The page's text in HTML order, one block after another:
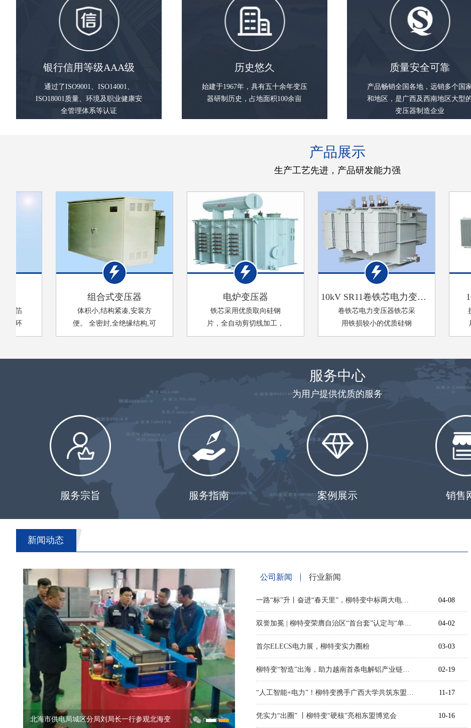
银行信用等级AAA级
通过了ISO9001、ISO14001、
ISO18001质量、环境及职业健康安
全管理体系等认证
历史悠久
始建于1967年，具有五十余年变压
器研制历史，占地面积100余亩
质量安全可靠
产品畅销全国各地，远销多个国
和地区，是广西及西南地区大型
变压器制造企业
产品展示
生产工艺先进，产品研发能力强
击
组合式变压器
体积小,结构紧凑,安装方
便。 全密封,全绝缘结构,可
靠保证人身安全。
电炉变压器
铁芯采用优质取向硅钢
片，全自动剪切线加工，
45度全斜接缝、不冲孔、
造。
10kV SR11卷铁芯电力变压器
卷铁芯电力变压器铁芯采
用铁损较小的优质硅钢
片，不需要冲剪，且无冲
向、纵向的接缝，减小磁
阻和损耗，充分利用了硅
路与硅钢片的取向不一致
低了噪声、空载损耗及空
载电流，是低损耗、低噪
声的节能变压器，是配电
电网更新换代的产品。
损
用
的
服务中心
为用户提供优质的服务
服务宗旨 服务指南 案例展示 销售
新闻动态
柳特变2017年度工作总结暨表彰大会
公司新闻 行业新闻
一路“标”升丨奋进“春天里”，柳特变中标两大电解铝标杆项目 04-08
双誉加冕 | 柳特变荣膺自治区“首台套”认定与“单项冠军”两项殊荣 04-02
首尔ELECS电力展，柳特变实力圈粉 03-03
柳特变“智造”出海，助力越南首条电解铝产业链落地 02-19
“人工智能+电力”！柳特变携手广西大学共筑东盟智能能源科技高地 11-17
凭实力“出圈” 丨柳特变“硬核”亮相东盟博览会 10-16